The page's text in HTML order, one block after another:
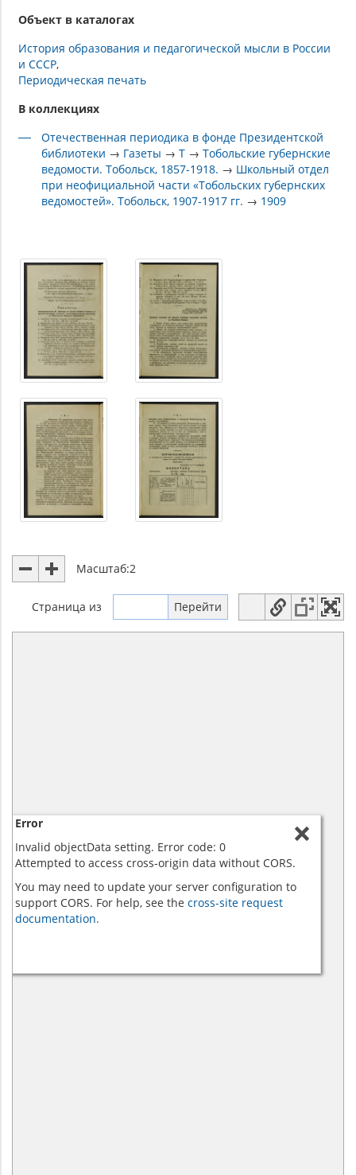
Объект в каталогах
История образования и педагогической мысли в России
и СССР
Периодическая печать
В коллекциях
Отечественная периодика в фонде Президентской
библиотеки → Газеты →Т →Тобольские губернские
ведомости. Тобольск, 1857-1918. → Школьный отдел
при неофициальной части «Тобольских губернских
ведомостей». Тобольск, 1907-1917 гг. → 1909
Масштаб:2
Страница из
Error
Invalid objectData setting. Error code: 0
Attempted to access cross-origin data without CORS.
You may need to update your server configuration to
support CORS. For help, see the cross-site request
documentation.